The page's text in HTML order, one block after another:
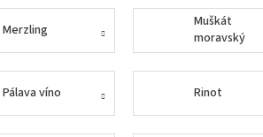
Merzling
Muškát
moravský
Pálava víno Rinot